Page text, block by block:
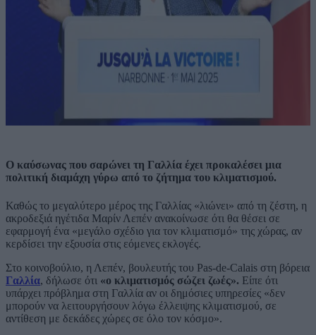
Ο καύσωνας που σαρώνει τη Γαλλία έχει προκαλέσει μια
πολιτική διαμάχη γύρω από το ζήτημα του κλιματισμού.
Καθώς το μεγαλύτερο μέρος της Γαλλίας «λιώνει» από τη ζέστη, η
ακροδεξιά ηγέτιδα Μαρίν Λεπέν ανακοίνωσε ότι θα θέσει σε
εφαρμογή ένα «μεγάλο σχέδιο για τον κλιματισμό» της χώρας, αν
κερδίσει την εξουσία στις εόμενες εκλογές.
Στο κοινοβούλιο, η Λεπέν, βουλευτής του Pas-de-Calais στη βόρεια
Γαλλία, δήλωσε ότι «ο κλιματισμός σώζει ζωές». Είπε ότι
υπάρχει πρόβλημα στη Γαλλία αν οι δημόσιες υπηρεσίες «δεν
μπορούν να λειτουργήσουν λόγω έλλειψης κλιματισμού, σε
αντίθεση με δεκάδες χώρες σε όλο τον κόσμο».